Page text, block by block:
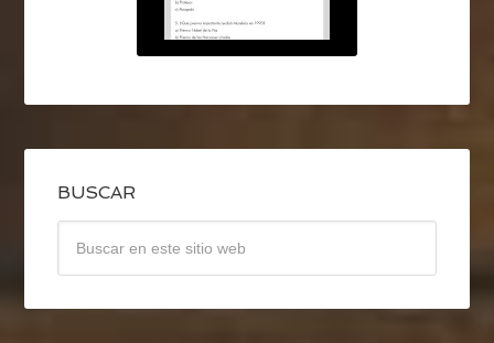
BUSCAR